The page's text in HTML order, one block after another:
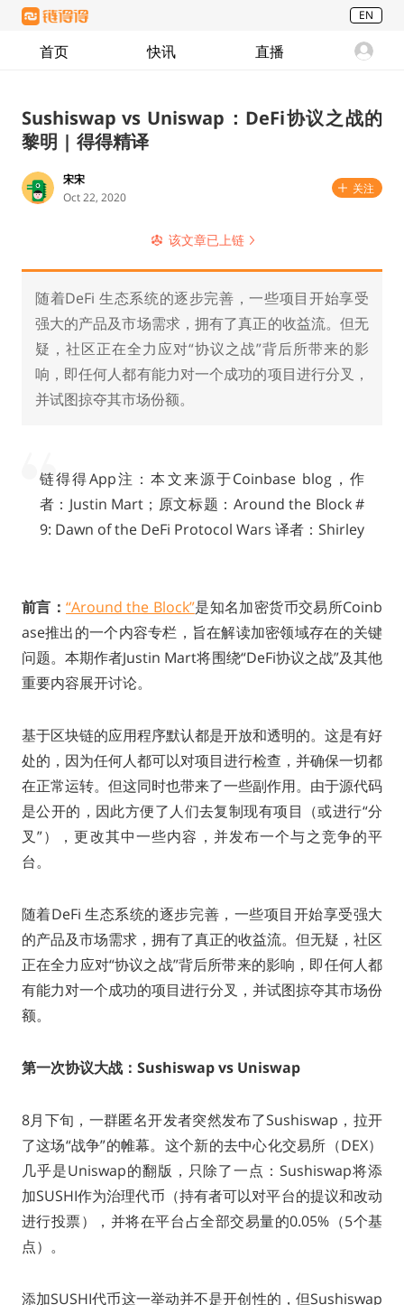
EN
首页 快讯 直播
Sushiswap vs Uniswap：DeFi协议之战的
黎明 | 得得精译
宋宋
Oct 22, 2020
关注
该文章已上链
随着DeFi 生态系统的逐步完善，一些项目开始享受
强大的产品及市场需求，拥有了真正的收益流。但无
疑，社区正在全力应对“协议之战”背后所带来的影
响，即任何人都有能力对一个成功的项目进行分叉，
并试图掠夺其市场份额。
链得得App注：本文来源于Coinbase blog，作
者：Justin Mart；原文标题：Around the Block #
9: Dawn of the DeFi Protocol Wars 译者：Shirley
前言：“Around the Block”是知名加密货币交易所Coinb
ase推出的一个内容专栏，旨在解读加密领域存在的关键
问题。本期作者Justin Mart将围绕“DeFi协议之战”及其他
重要内容展开讨论。
基于区块链的应用程序默认都是开放和透明的。这是有好
处的，因为任何人都可以对项目进行检查，并确保一切都
在正常运转。但这同时也带来了一些副作用。由于源代码
是公开的，因此方便了人们去复制现有项目（或进行“分
叉”），更改其中一些内容，并发布一个与之竞争的平
台。
随着DeFi 生态系统的逐步完善，一些项目开始享受强大
的产品及市场需求，拥有了真正的收益流。但无疑，社区
正在全力应对“协议之战”背后所带来的影响，即任何人都
有能力对一个成功的项目进行分叉，并试图掠夺其市场份
额。
第一次协议大战：Sushiswap vs Uniswap
8月下旬，一群匿名开发者突然发布了Sushiswap，拉开
了这场“战争”的帷幕。这个新的去中心化交易所（DEX）
几乎是Uniswap的翻版，只除了一点：Sushiswap将添
加SUSHI作为治理代币（持有者可以对平台的提议和改动
进行投票），并将在平台占全部交易量的0.05%（5个基
点）。
添加SUSHI代币这一举动并不是开创性的，但Sushiswap